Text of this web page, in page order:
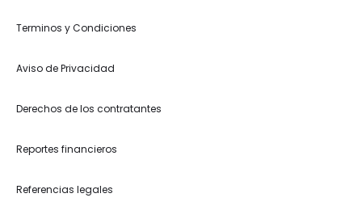
Terminos y Condiciones
Aviso de Privacidad
Derechos de los contratantes
Reportes financieros
Referencias legales